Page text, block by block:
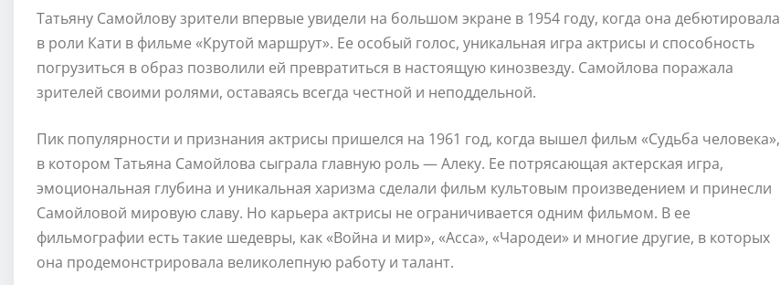
Татьяну Самойлову зрители впервые увидели на большом экране в 1954 году, когда она дебютировала
в роли Кати в фильме «Крутой маршрут». Ее особый голос, уникальная игра актрисы и способность
погрузиться в образ позволили ей превратиться в настоящую кинозвезду. Самойлова поражала
зрителей своими ролями, оставаясь всегда честной и неподдельной.
Пик популярности и признания актрисы пришелся на 1961 год, когда вышел фильм «Судьба человека»,
в котором Татьяна Самойлова сыграла главную роль — Алеку. Ее потрясающая актерская игра,
эмоциональная глубина и уникальная харизма сделали фильм культовым произведением и принесли
Самойловой мировую славу. Но карьера актрисы не ограничивается одним фильмом. В ее
фильмографии есть такие шедевры, как «Война и мир», «Асса», «Чародеи» и многие другие, в которых
она продемонстрировала великолепную работу и талант.